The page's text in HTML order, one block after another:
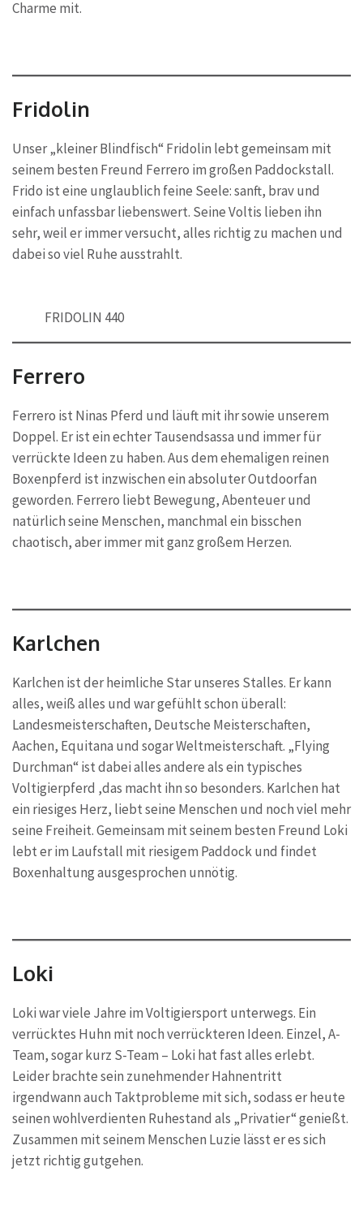
Charme mit.
Fridolin
Unser „kleiner Blindfisch“ Fridolin lebt gemeinsam mit
seinem besten Freund Ferrero im großen Paddockstall.
Frido ist eine unglaublich feine Seele: sanft, brav und
einfach unfassbar liebenswert. Seine Voltis lieben ihn
sehr, weil er immer versucht, alles richtig zu machen und
dabei so viel Ruhe ausstrahlt.
FRIDOLIN 440
Ferrero
Ferrero ist Ninas Pferd und läuft mit ihr sowie unserem
Doppel. Er ist ein echter Tausendsassa und immer für
verrückte Ideen zu haben. Aus dem ehemaligen reinen
Boxenpferd ist inzwischen ein absoluter Outdoorfan
geworden. Ferrero liebt Bewegung, Abenteuer und
natürlich seine Menschen, manchmal ein bisschen
chaotisch, aber immer mit ganz großem Herzen.
Karlchen
Karlchen ist der heimliche Star unseres Stalles. Er kann
alles, weiß alles und war gefühlt schon überall:
Landesmeisterschaften, Deutsche Meisterschaften,
Aachen, Equitana und sogar Weltmeisterschaft. „Flying
Durchman“ ist dabei alles andere als ein typisches
Voltigierpferd ,das macht ihn so besonders. Karlchen hat
ein riesiges Herz, liebt seine Menschen und noch viel mehr
seine Freiheit. Gemeinsam mit seinem besten Freund Loki
lebt er im Laufstall mit riesigem Paddock und findet
Boxenhaltung ausgesprochen unnötig.
Loki
Loki war viele Jahre im Voltigiersport unterwegs. Ein
verrücktes Huhn mit noch verrückteren Ideen. Einzel, A-
Team, sogar kurz S-Team – Loki hat fast alles erlebt.
Leider brachte sein zunehmender Hahnentritt
irgendwann auch Taktprobleme mit sich, sodass er heute
seinen wohlverdienten Ruhestand als „Privatier“ genießt.
Zusammen mit seinem Menschen Luzie lässt er es sich
jetzt richtig gutgehen.